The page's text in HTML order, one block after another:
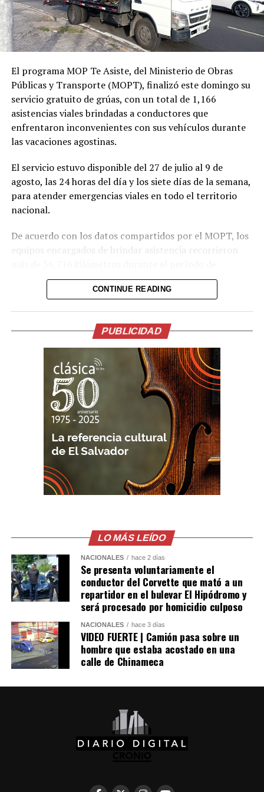
El programa MOP Te Asiste, del Ministerio de Obras
Públicas y Transporte (MOPT), finalizó este domingo su
servicio gratuito de grúas, con un total de 1,166
asistencias viales brindadas a conductores que
enfrentaron inconvenientes con sus vehículos durante
las vacaciones agostinas.
El servicio estuvo disponible del 27 de julio al 9 de
agosto, las 24 horas del día y los siete días de la semana,
para atender emergencias viales en todo el territorio
nacional.
De acuerdo con los datos compartidos por el MOPT, los
equipos encargados de brindar asistencia recorrieron
operaciones para llegar hasta los puntos donde los
conductores solicitaron apoyo.
debían comunicarse al número 2510-0199,
proporcionar su ubicación y solicitar asistencia. El
servicio fue gratuito tanto para usuarios nacionales
como extranjeros.
La zona paracentral concentró la mayor cantidad de
atenciones, con el 80 % del total de servicios brindados
durante el período vacacional. Le siguió la zona
occidental, con el 14 %, mientras que la zona oriental
acumuló el 6 %.
El MOPT destacó que, mediante MOP Te Asiste, los
equipos de la institución acompañaron a los
movilidad vehicular del año.
El programa permitió que los automovilistas recibieran
asistencia de manera gratuita, independientemente del
punto del país en el que necesitaran el servicio.
La institución compartió los resultados tras finalizar el
período establecido para la atención, como parte de las
acciones implementadas durante el Plan Vacación para
brindar apoyo a los turistas que se desplazaron por las
X
CONTINUE READING
PUBLICIDAD
LO MÁS LEÍDO
NACIONALES hace 2 días
Se presenta voluntariamente el
conductor del Corvette que mató a un
repartidor en el bulevar El Hipódromo y
será procesado por homicidio culposo
NACIONALES hace 3 días
VIDEO FUERTE | Camión pasa sobre un
hombre que estaba acostado en una
calle de Chinameca